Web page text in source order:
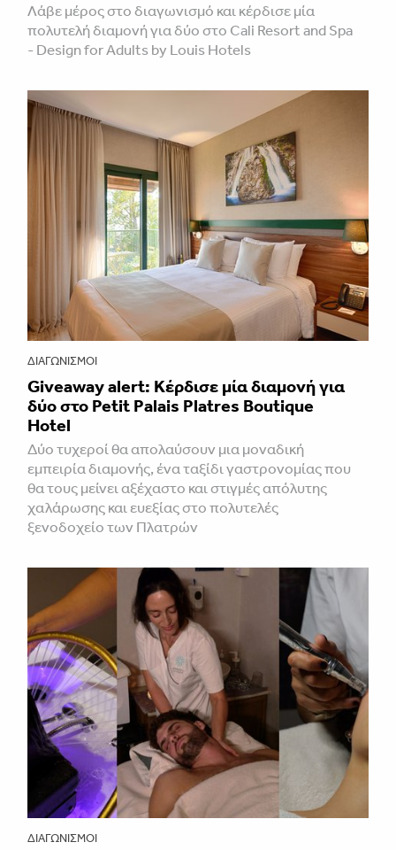
Λάβε μέρος στο διαγωνισμό και κέρδισε μία
πολυτελή διαμονή για δύο στο Cali Resort and Spa
- Design for Adults by Louis Hotels
ΔΙΑΓΩΝΙΣΜΟΊ
Giveaway alert: Κέρδισε μία διαμονή για
δύο στο Petit Palais Platres Boutique
Hotel
Δύο τυχεροί θα απολαύσουν μια μοναδική
εμπειρία διαμονής, ένα ταξίδι γαστρονομίας που
θα τους μείνει αξέχαστο και στιγμές απόλυτης
χαλάρωσης και ευεξίας στο πολυτελές
ξενοδοχείο των Πλατρών
ΔΙΑΓΩΝΙΣΜΟΊ